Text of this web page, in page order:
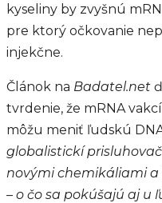
kyseliny by zvyšnú
pre ktorý očkovanie
injekčne.
Článok na Badatel.net
tvrdenie, že mRNA
môžu meniť ľudskú
globalistickí
novými chemikáliami
– o čo sa pokúšajú aj u